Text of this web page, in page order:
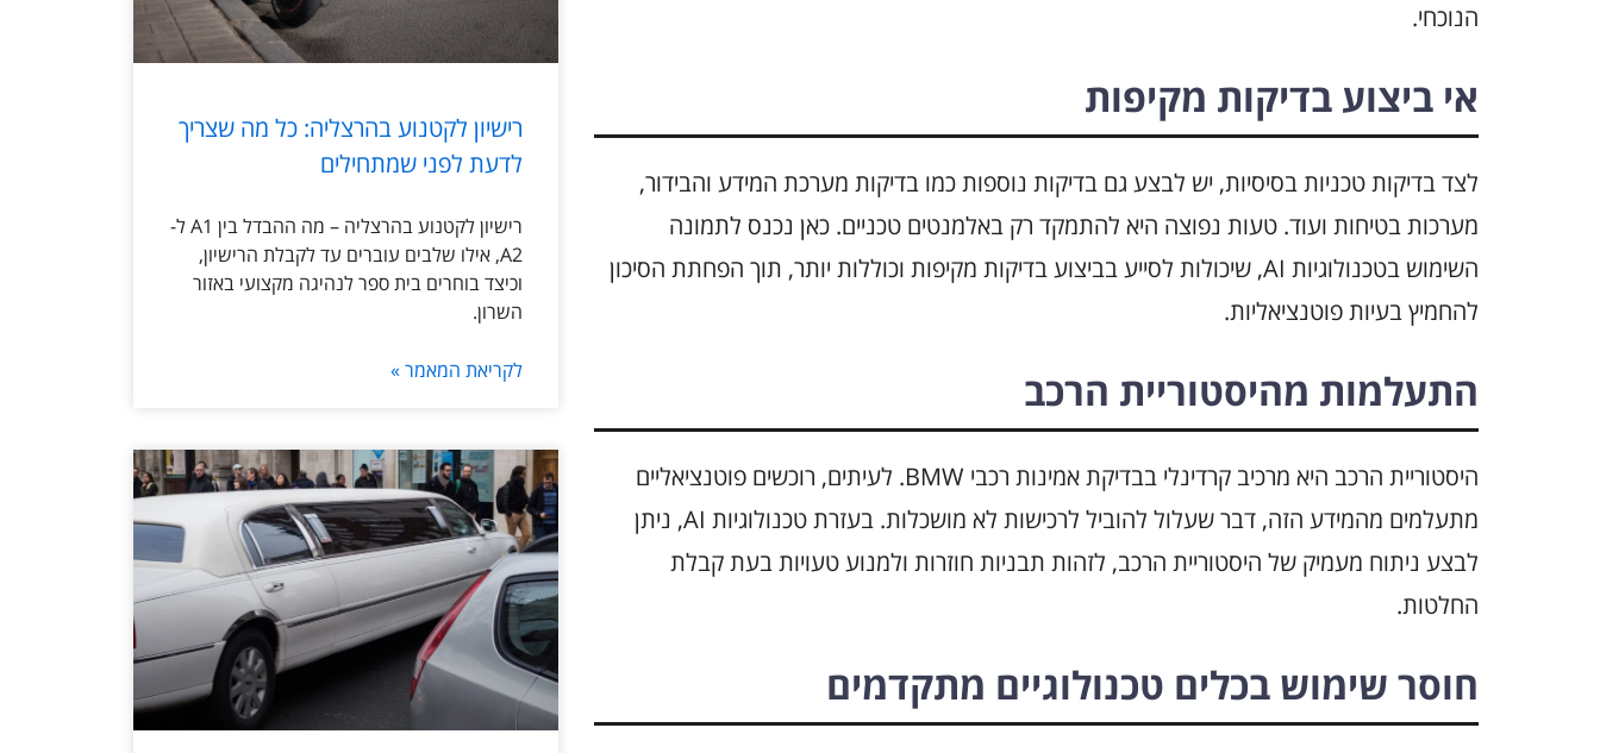
הנוכחי.
אי ביצוע בדיקות מקיפות
לצד בדיקות טכניות בסיסיות, יש לבצע גם בדיקות נוספות כמו בדיקות מערכת המידע והבידור,
מערכות בטיחות ועוד. טעות נפוצה היא להתמקד רק באלמנטים טכניים. כאן נכנס לתמונה
השימוש בטכנולוגיות AI, שיכולות לסייע בביצוע בדיקות מקיפות וכוללות יותר, תוך הפחתת הסיכון
להחמיץ בעיות פוטנציאליות.
התעלמות מהיסטוריית הרכב
היסטוריית הרכב היא מרכיב קרדינלי בבדיקת אמינות רכבי BMW. לעיתים, רוכשים פוטנציאליים
מתעלמים מהמידע הזה, דבר שעלול להוביל לרכישות לא מושכלות. בעזרת טכנולוגיות AI, ניתן
לבצע ניתוח מעמיק של היסטוריית הרכב, לזהות תבניות חוזרות ולמנוע טעויות בעת קבלת
החלטות.
חוסר שימוש בכלים טכנולוגיים מתקדמים
רישיון לקטנוע בהרצליה: כל מה שצריך
לדעת לפני שמתחילים
רישיון לקטנוע בהרצליה – מה ההבדל בין A1 ל-
A2, אילו שלבים עוברים עד לקבלת הרישיון,
וכיצד בוחרים בית ספר לנהיגה מקצועי באזור
השרון.
לקריאת המאמר »